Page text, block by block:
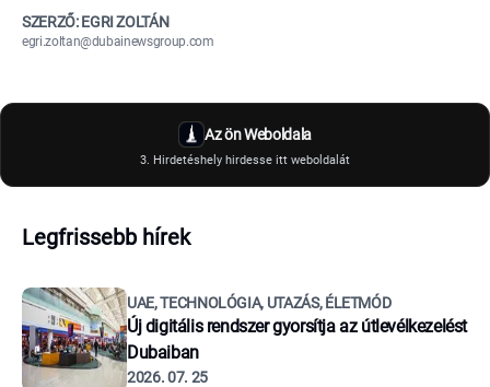
SZERZŐ: EGRI ZOLTÁN
egri.zoltan@dubainewsgroup.com
Az ön Weboldala
3. Hirdetéshely hirdesse itt weboldalát
Legfrissebb hírek
UAE, TECHNOLÓGIA, UTAZÁS, ÉLETMÓD
Új digitális rendszer gyorsítja az útlevélkezelést
Dubaiban
2026. 07. 25